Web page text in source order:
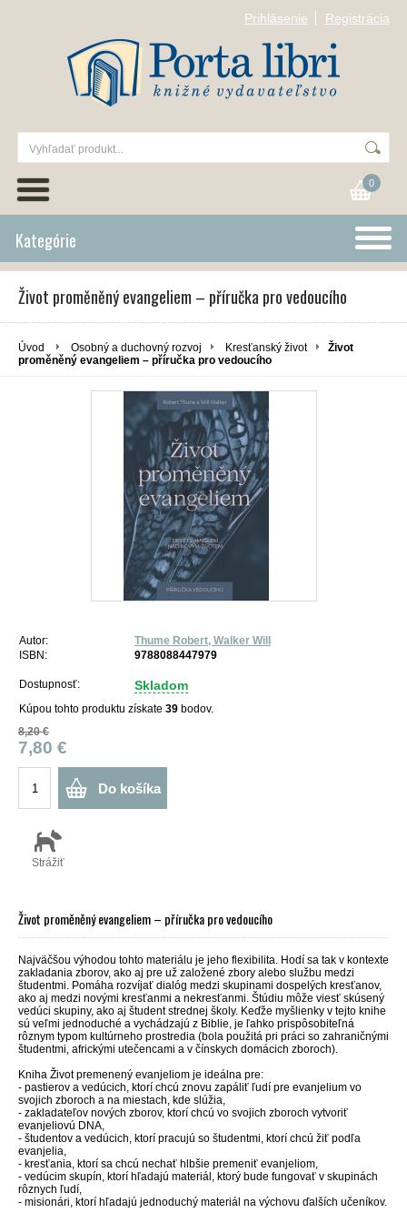
Prihlásenie Registrácia
0
Kategórie
Život proměněný evangeliem – příručka pro vedoucího
Úvod Osobný a duchovný rozvoj Kresťanský život
Život
proměněný evangeliem – příručka pro vedoucího
Autor:
Thume Robert, Walker Will
ISBN:
9788088447979
Dostupnosť: Skladom
Kúpou tohto produktu získate 39 bodov.
8,20 €
7,80 €
Do košíka
Strážiť
Život proměněný evangeliem – příručka pro vedoucího
Najväčšou výhodou tohto materiálu je jeho flexibilita. Hodí sa tak v kontexte
zakladania zborov, ako aj pre už založené zbory alebo službu medzi
študentmi. Pomáha rozvíjať dialóg medzi skupinami dospelých kresťanov,
ako aj medzi novými kresťanmi a nekresťanmi. Štúdiu môže viesť skúsený
vedúci skupiny, ako aj študent strednej školy. Keďže myšlienky v tejto knihe
sú veľmi jednoduché a vychádzajú z Biblie, je ľahko prispôsobiteľná
rôznym typom kultúrneho prostredia (bola použitá pri práci so zahraničnými
študentmi, africkými utečencami a v čínskych domácich zboroch).
Kniha Život premenený evanjeliom je ideálna pre:
- pastierov a vedúcich, ktorí chcú znovu zapáliť ľudí pre evanjelium vo
svojich zboroch a na miestach, kde slúžia,
- zakladateľov nových zborov, ktorí chcú vo svojich zboroch vytvoriť
evanjeliovú DNA,
- študentov a vedúcich, ktorí pracujú so študentmi, ktorí chcú žiť podľa
evanjelia,
- kresťania, ktorí sa chcú nechať hlbšie premeniť evanjeliom,
- vedúcim skupín, ktorí hľadajú materiál, ktorý bude fungovať v skupinách
rôznych ľudí,
- misionári, ktorí hľadajú jednoduchý materiál na výchovu ďalších učeníkov.